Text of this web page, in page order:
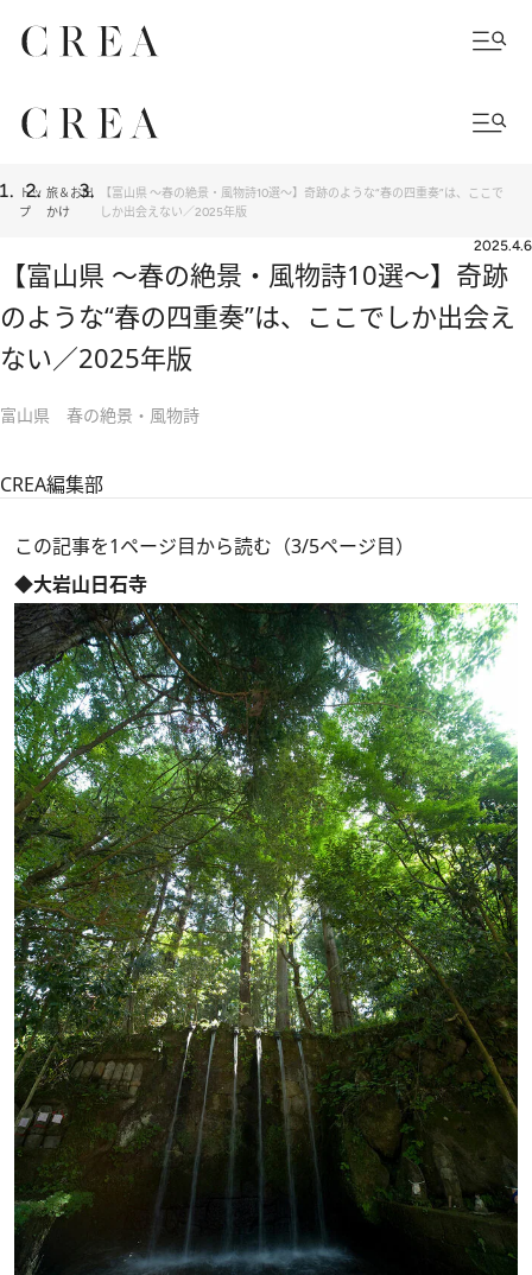
トッ
プ
旅＆お出
かけ
【富山県 ～春の絶景・風物詩10選～】奇跡のような“春の四重奏”は、ここで
しか出会えない／2025年版
2025.4.6
【富山県 ～春の絶景・風物詩10選～】奇跡
のような“春の四重奏”は、ここでしか出会え
ない／2025年版
富山県 春の絶景・風物詩
CREA編集部
この記事を1ページ目から読む（3/5ページ目）
◆大岩山日石寺